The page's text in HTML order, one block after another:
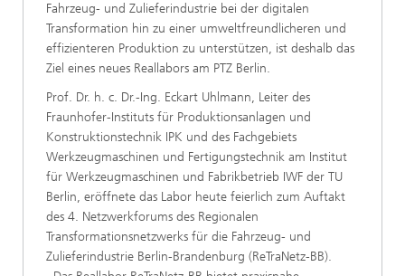
Fahrzeug- und Zulieferindustrie bei der digitalen
Transformation hin zu einer umweltfreundlicheren und
effizienteren Produktion zu unterstützen, ist deshalb das
Ziel eines neues Reallabors am PTZ Berlin.
Prof. Dr. h. c. Dr.-Ing. Eckart Uhlmann, Leiter des
Fraunhofer-Instituts für Produktionsanlagen und
Konstruktionstechnik IPK und des Fachgebiets
Werkzeugmaschinen und Fertigungstechnik am Institut
für Werkzeugmaschinen und Fabrikbetrieb IWF der TU
Berlin, eröffnete das Labor heute feierlich zum Auftakt
des 4. Netzwerkforums des Regionalen
Transformationsnetzwerks für die Fahrzeug- und
Zulieferindustrie Berlin-Brandenburg (ReTraNetz-BB).